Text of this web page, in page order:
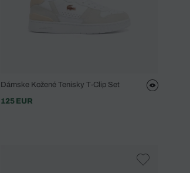
Dámske Kožené Tenisky T-Clip Set
125 EUR